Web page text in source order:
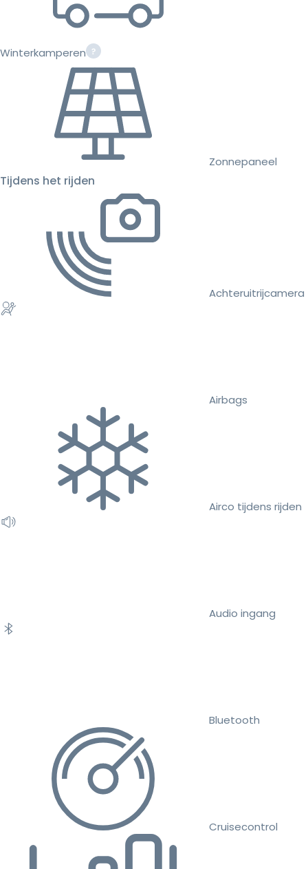
Winterkamperen
Zonnepaneel
Tijdens het rijden
Achteruitrijcamera
Airbags
Airco tijdens rijden
Audio ingang
Bluetooth
Cruisecontrol